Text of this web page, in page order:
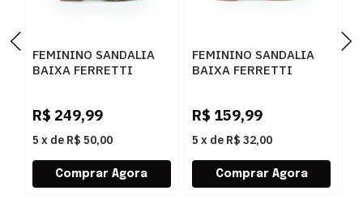
FEMININO SANDALIA
BAIXA FERRETTI
R$ 249,99
5 x de R$ 50,00
FEMININO SANDALIA
BAIXA FERRETTI
R$ 159,99
5 x de R$ 32,00